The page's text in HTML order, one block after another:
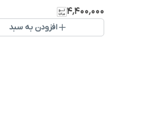
۴٬۴۰۰٬۰۰۰
افزودن به سبد